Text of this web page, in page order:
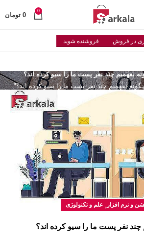
0
0 تومان
در فروش فروشنده شوید
و نرم افزار ,علم و تکنولوژی
چند نفر پست ما را سیو کرده اند؟